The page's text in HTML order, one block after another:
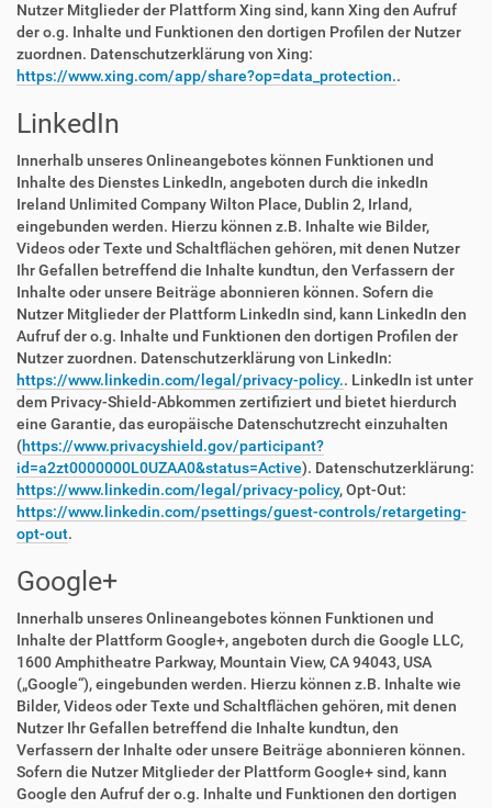
Nutzer Mitglieder der Plattform Xing sind, kann Xing den Aufruf
der o.g. Inhalte und Funktionen den dortigen Profilen der Nutzer
zuordnen. Datenschutzerklärung von Xing:
https://www.xing.com/app/share?op=data_protection..
LinkedIn
Innerhalb unseres Onlineangebotes können Funktionen und
Inhalte des Dienstes LinkedIn, angeboten durch die inkedIn
Ireland Unlimited Company Wilton Place, Dublin 2, Irland,
eingebunden werden. Hierzu können z.B. Inhalte wie Bilder,
Videos oder Texte und Schaltflächen gehören, mit denen Nutzer
Ihr Gefallen betreffend die Inhalte kundtun, den Verfassern der
Inhalte oder unsere Beiträge abonnieren können. Sofern die
Nutzer Mitglieder der Plattform LinkedIn sind, kann LinkedIn den
Aufruf der o.g. Inhalte und Funktionen den dortigen Profilen der
Nutzer zuordnen. Datenschutzerklärung von LinkedIn:
https://www.linkedin.com/legal/privacy-policy.. LinkedIn ist unter
dem Privacy-Shield-Abkommen zertifiziert und bietet hierdurch
eine Garantie, das europäische Datenschutzrecht einzuhalten
(https://www.privacyshield.gov/participant?
id=a2zt0000000L0UZAA0&status=Active). Datenschutzerklärung:
https://www.linkedin.com/legal/privacy-policy, Opt-Out:
https://www.linkedin.com/psettings/guest-controls/retargeting-
opt-out.
Google+
Innerhalb unseres Onlineangebotes können Funktionen und
Inhalte der Plattform Google+, angeboten durch die Google LLC,
1600 Amphitheatre Parkway, Mountain View, CA 94043, USA
(„Google“), eingebunden werden. Hierzu können z.B. Inhalte wie
Bilder, Videos oder Texte und Schaltflächen gehören, mit denen
Nutzer Ihr Gefallen betreffend die Inhalte kundtun, den
Verfassern der Inhalte oder unsere Beiträge abonnieren können.
Sofern die Nutzer Mitglieder der Plattform Google+ sind, kann
Google den Aufruf der o.g. Inhalte und Funktionen den dortigen